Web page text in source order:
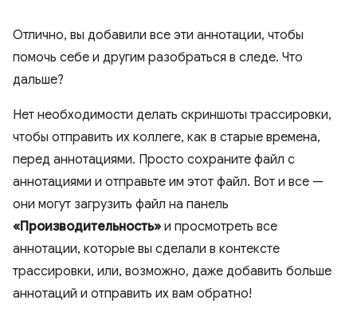
Отлично, вы добавили все эти аннотации, чтобы
помочь себе и другим разобраться в следе. Что
дальше?
Нет необходимости делать скриншоты трассировки,
чтобы отправить их коллеге, как в старые времена,
перед аннотациями. Просто сохраните файл с
аннотациями и отправьте им этот файл. Вот и все —
они могут загрузить файл на панель
«Производительность» и просмотреть все
аннотации, которые вы сделали в контексте
трассировки, или, возможно, даже добавить больше
аннотаций и отправить их вам обратно!